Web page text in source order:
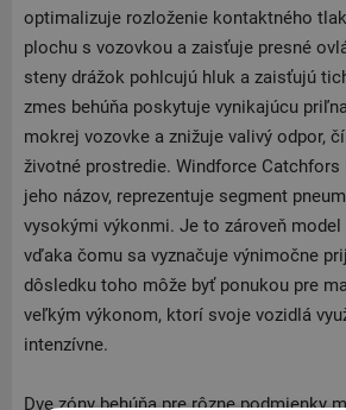
optimalizuje rozloženie kontaktného
plochu s vozovkou a zaisťuje presné
steny drážok pohlcujú hluk a zaisťujú
zmes behúňa poskytuje vynikajúcu
mokrej vozovke a znižuje valivý odpor,
životné prostredie. Windforce Catchfors
jeho názov, reprezentuje segment
vysokými výkonmi. Je to zároveň model
vďaka čomu sa vyznačuje výnimočne
dôsledku toho môže byť ponukou pre
veľkým výkonom, ktorí svoje vozidlá
intenzívne.
Dve zóny behúňa pre rôzne podmienky